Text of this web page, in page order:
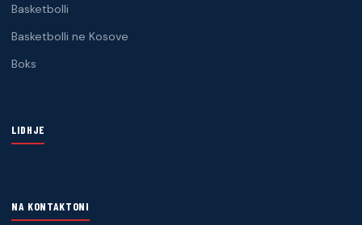
Basketbolli
Basketbolli ne Kosove
Boks
LIDHJE
NA KONTAKTONI